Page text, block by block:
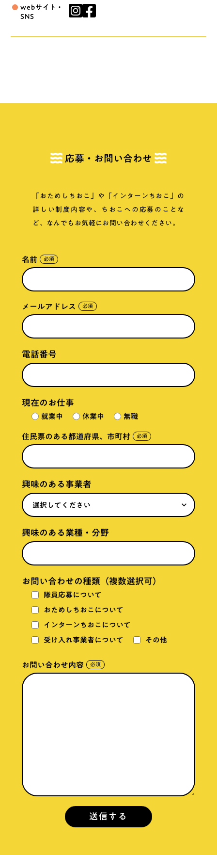
fiber_manual_record webサイト・
SNS
応募・お問い合わせ
「おためしちおこ」や「インターンちおこ」の
詳しい制度内容や、ちおこへの応募のことな
ど、なんでもお気軽にお問い合わせください。
名前 必須
メールアドレス 必須
電話番号
現在のお仕事
就業中 休業中 無職
住民票のある都道府県、市町村 必須
興味のある事業者
keyboard_arrow_down
興味のある業種・分野
お問い合わせの種類（複数選択可）
隊員応募について
おためしちおこについて
インターンちおこについて
受け入れ事業者について
その他
お問い合わせ内容 必須
送信する